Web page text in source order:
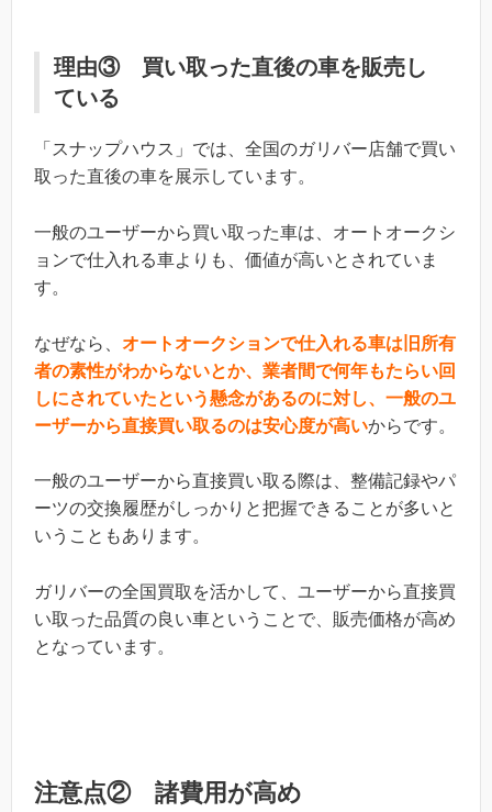
理由③ 買い取った直後の車を販売し
ている
「スナップハウス」では、全国のガリバー店舗で買い
取った直後の車を展示しています。
一般のユーザーから買い取った車は、オートオークシ
ョンで仕入れる車よりも、価値が高いとされていま
す。
なぜなら、 オートオークションで仕入れる車は旧所有
者の素性がわからないとか、業者間で何年もたらい回
しにされていたという懸念があるのに対し、一般のユ
ーザーから直接買い取るのは安心度が高いからです。
一般のユーザーから直接買い取る際は、整備記録やパ
ーツの交換履歴がしっかりと把握できることが多いと
いうこともあります。
ガリバーの全国買取を活かして、ユーザーから直接買
い取った品質の良い車ということで、販売価格が高め
となっています。
注意点② 諸費用が高め